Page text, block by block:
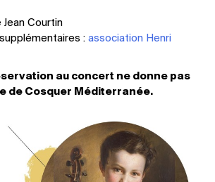
Courtin
: association Henri
au concert ne donne pas
de Cosquer Méditerranée.